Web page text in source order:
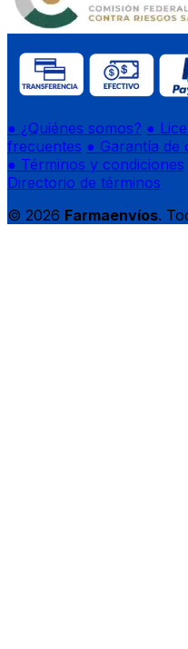
● ¿Quiénes somos? ●
frecuentes ● Garantía de
● Términos y condiciones
Directorio de términos
© 2026 Farmaenvíos.